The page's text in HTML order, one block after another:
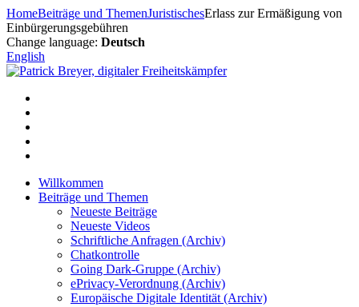
Zum
Inhalt
springen
HomeBeiträge und ThemenJuristischesErlass zur Ermäßigung von
Einbürgerungsgebühren
Change language: Deutsch
English
Willkommen
Beiträge und Themen
Neueste Beiträge
Neueste Videos
Schriftliche Anfragen (Archiv)
Chatkontrolle
Going Dark-Gruppe (Archiv)
ePrivacy-Verordnung (Archiv)
Europäische Digitale Identität (Archiv)